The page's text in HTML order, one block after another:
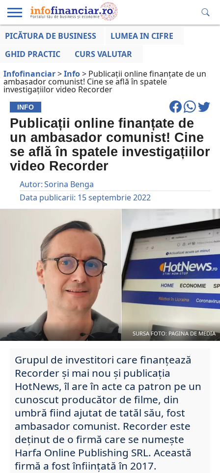
EDUCAȚIE
LA ZI
AFACERILOR
PICĂTURA DE BUSINESS
LUMEA IN CIFRE
GHID PRACTIC
CURS VALUTAR
Infofinanciar>Info> Publicații online finanțate de un
ambasador comunist! Cine se află în spatele
investigațiilor video Recorder
INFO
Publicații online finanțate de
un ambasador comunist! Cine
se află în spatele investigațiilor
video Recorder
Autor:Sorina Benga
Data publicarii: 15 septembrie 2022
SURSA FOTO: PAGINA DE MEDIA
Grupul de investitori care finanțează
Recorder și mai nou și publicația
HotNews, îl are în acte ca patron pe un
cunoscut producător de filme, din
umbră fiind ajutat de tatăl său, fost
ambasador comunist. Recorder este
deținut de o firmă care se numește
Harfa Online Publishing SRL. Această
firmă a fost înființată în 2017.